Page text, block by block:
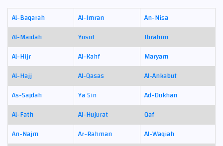
Al-Baqarah Al-Imran
An-Nisa
Al-Maidah
Yusuf
Ibrahim
Al-Hijr
Al-Kahf
Maryam
Al-Hajj
Al-Qasas
Al-Ankabut
As-Sajdah
Ya Sin
Ad-Dukhan
Al-Fath
Al-Hujurat
Qaf
An-Najm
Ar-Rahman
Al-Waqiah